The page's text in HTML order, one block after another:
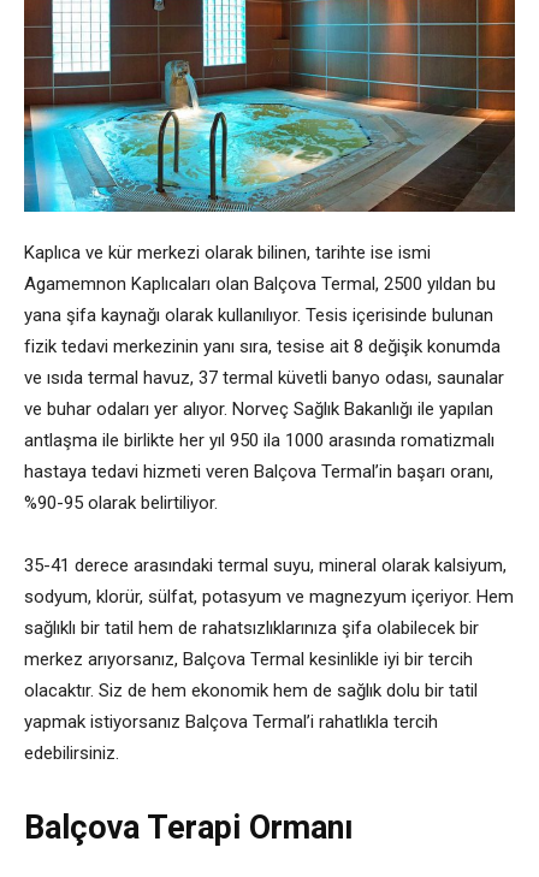
Kaplıca ve kür merkezi olarak bilinen, tarihte ise ismi
Agamemnon Kaplıcaları olan Balçova Termal, 2500 yıldan bu
yana şifa kaynağı olarak kullanılıyor. Tesis içerisinde bulunan
fizik tedavi merkezinin yanı sıra, tesise ait 8 değişik konumda
ve ısıda termal havuz, 37 termal küvetli banyo odası, saunalar
ve buhar odaları yer alıyor. Norveç Sağlık Bakanlığı ile yapılan
antlaşma ile birlikte her yıl 950 ila 1000 arasında romatizmalı
hastaya tedavi hizmeti veren Balçova Termal’in başarı oranı,
%90-95 olarak belirtiliyor.
35-41 derece arasındaki termal suyu, mineral olarak kalsiyum,
sodyum, klorür, sülfat, potasyum ve magnezyum içeriyor. Hem
sağlıklı bir tatil hem de rahatsızlıklarınıza şifa olabilecek bir
merkez arıyorsanız, Balçova Termal kesinlikle iyi bir tercih
olacaktır. Siz de hem ekonomik hem de sağlık dolu bir tatil
yapmak istiyorsanız Balçova Termal’i rahatlıkla tercih
edebilirsiniz.
Balçova Terapi Ormanı